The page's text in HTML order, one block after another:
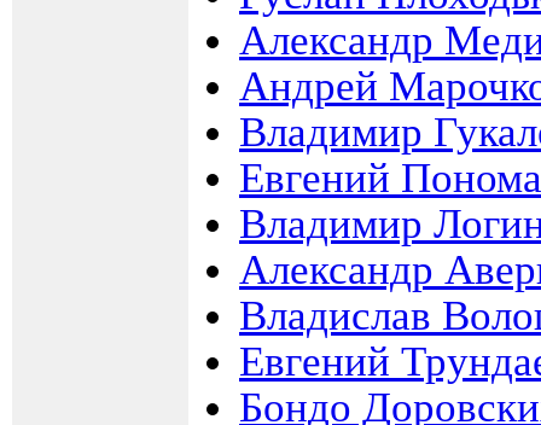
Александр
Андрей
Владимир
Евгений
Владимир
Александр
Владислав
Евгений
Бондо